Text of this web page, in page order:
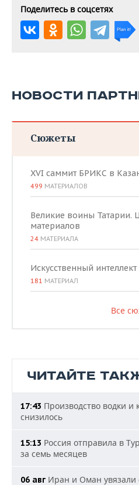
Поделитесь в соцсетях
НОВОСТИ
Сюжеты
XVI саммит БРИКС в
499 МАТЕРИАЛОВ
Великие воины Татарии.
материалов
24 МАТЕРИАЛА
Искусственный интеллект
181 МАТЕРИАЛ
Все
ЧИТАЙТЕ
17:43 Производство водки и
снизилось
15:13 Россия отправила в
за семь месяцев
06 авг Иран и Оман увязали